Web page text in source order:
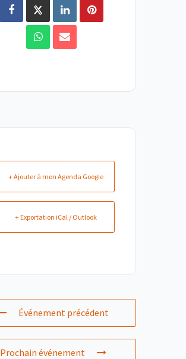
+ Ajouter à mon Agenda Google
+ Exportation iCal / Outlook
Événement précédent
Prochain événement